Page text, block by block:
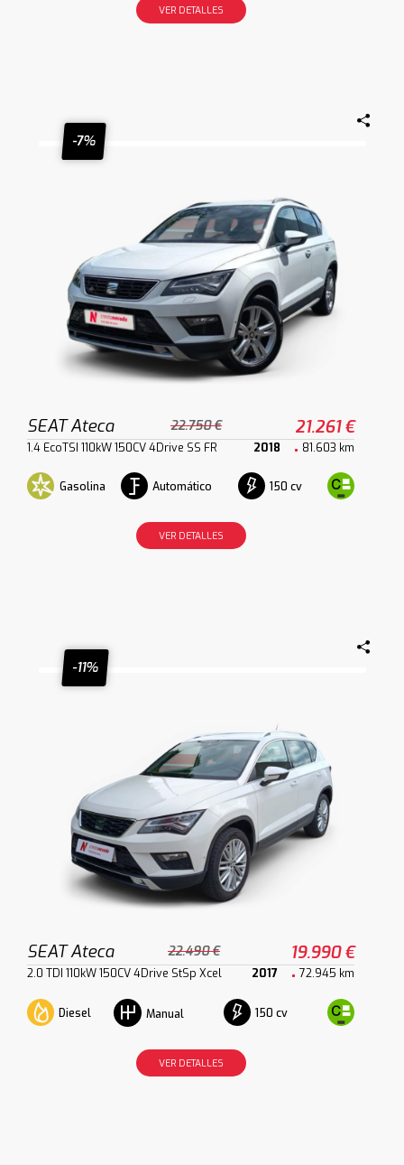
VER DETALLES
-7%
SEAT Ateca 22.750 € 21.261 €
1.4 EcoTSI 110kW 150CV 4Drive SS FR 2018 81.603 km
Gasolina Automático 150 cv
VER DETALLES
-11%
SEAT Ateca 22.490 € 19.990 €
2.0 TDI 110kW 150CV 4Drive StSp Xcel 2017 72.945 km
Diesel Manual 150 cv
VER DETALLES